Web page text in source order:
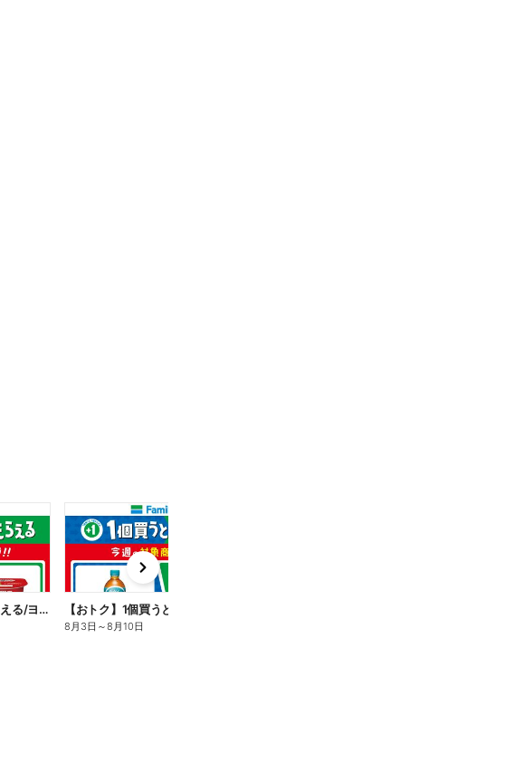
【おトク】1個買うと1個もらえる/ヨーグルト 【おトク】1個買うと1個もらえる/麦茶
8月3日 ～8月10日
e
x
t